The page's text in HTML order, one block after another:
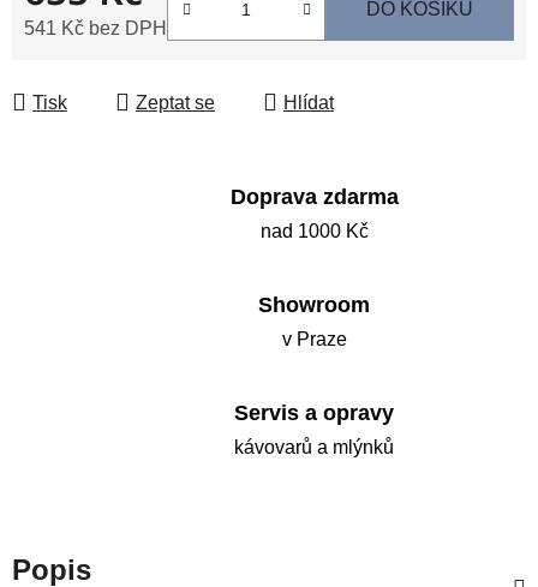
541 Kč bez DPH
DO KOŠÍKU
Tisk Zeptat se Hlídat
Doprava zdarma
nad 1000 Kč
Showroom
v Praze
Servis a opravy
kávovarů a mlýnků
Popis